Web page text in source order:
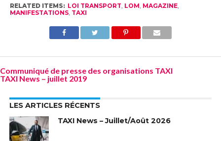
RELATED ITEMS: LOI TRANSPORT, LOM, MAGAZINE,
MANIFESTATIONS, TAXI
Communiqué de presse des organisations TAXI
TAXI News – juillet 2019
LES ARTICLES RÉCENTS
TAXI News – Juillet/Août 2026